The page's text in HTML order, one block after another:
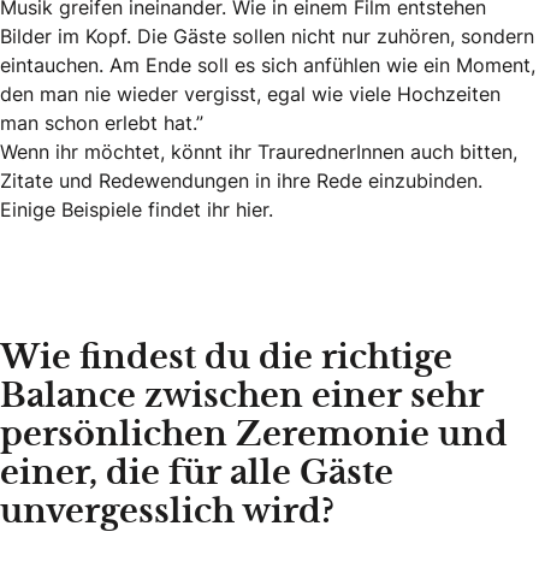
Musik greifen ineinander. Wie in einem Film entstehen
Bilder im Kopf. Die Gäste sollen nicht nur zuhören, sondern
eintauchen. Am Ende soll es sich anfühlen wie ein Moment,
den man nie wieder vergisst, egal wie viele Hochzeiten
man schon erlebt hat.”
Wenn ihr möchtet, könnt ihr TraurednerInnen auch bitten,
Zitate und Redewendungen in ihre Rede einzubinden.
Einige Beispiele findet ihr hier.
Wie findest du die richtige
Balance zwischen einer sehr
persönlichen Zeremonie und
einer, die für alle Gäste
unvergesslich wird?